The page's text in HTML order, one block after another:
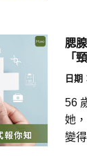
腮
「
日期
56
她
變